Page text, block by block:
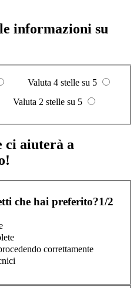
informazioni su
Valuta 4 stelle su 5
Valuta 2 stelle su 5
ci aiuterà a
che hai preferito?1/2
correttamente